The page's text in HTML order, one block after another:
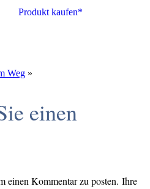
Produkt kaufen*
Weg »
einen
einen Kommentar zu posten. Ihre